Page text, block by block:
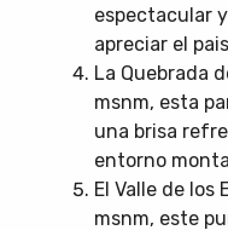
espectacular
apreciar el
La Quebrada
msnm, esta
una brisa
entorno
El Valle de los
msnm, este